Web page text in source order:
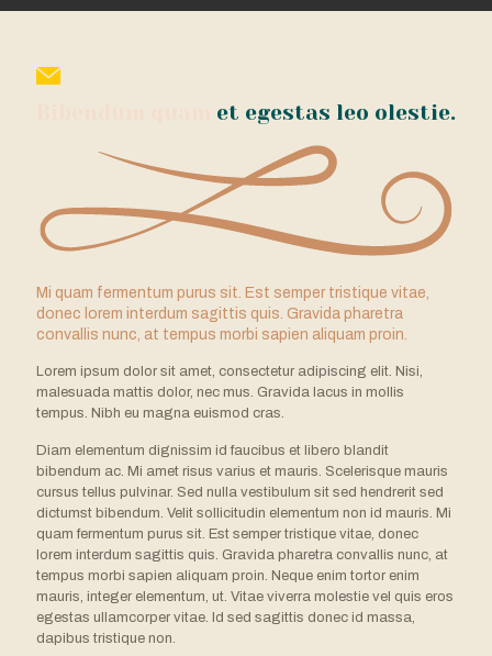
et egestas leo olestie.
Mi quam fermentum purus sit. Est semper tristique vitae,
donec lorem interdum sagittis quis. Gravida pharetra
convallis nunc, at tempus morbi sapien aliquam proin.
Lorem ipsum dolor sit amet, consectetur adipiscing elit. Nisi,
malesuada mattis dolor, nec mus. Gravida lacus in mollis
tempus. Nibh eu magna euismod cras.
Diam elementum dignissim id faucibus et libero blandit
bibendum ac. Mi amet risus varius et mauris. Scelerisque mauris
cursus tellus pulvinar. Sed nulla vestibulum sit sed hendrerit sed
dictumst bibendum. Velit sollicitudin elementum non id mauris. Mi
quam fermentum purus sit. Est semper tristique vitae, donec
lorem interdum sagittis quis. Gravida pharetra convallis nunc, at
tempus morbi sapien aliquam proin. Neque enim tortor enim
mauris, integer elementum, ut. Vitae viverra molestie vel quis eros
egestas ullamcorper vitae. Id sed sagittis donec id massa,
dapibus tristique non.